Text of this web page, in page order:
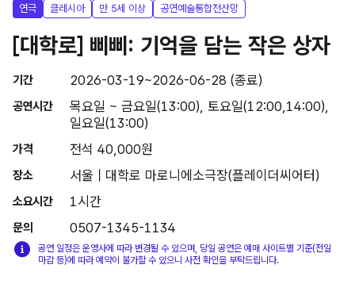
연극 클레시아 만 5세 이상 공연예술통합전산망
[대학로] 삐삐: 기억을 담는 작은 상자
기간 2026-03-19~2026-06-28 (종료)
공연시간
목요일 ~ 금요일(13:00), 토요일(12:00,14:00),
일요일(13:00)
가격 전석 40,000원
장소 서울 | 대학로 마로니에소극장(플레이더씨어터)
소요시간 1시간
문의 0507-1345-1134
공연 일정은 운영사에 따라 변경될 수 있으며, 당일 공연은 예매 사이트별 기준(전일
마감 등)에 따라 예약이 불가할 수 있으니 사전 확인을 부탁드립니다.